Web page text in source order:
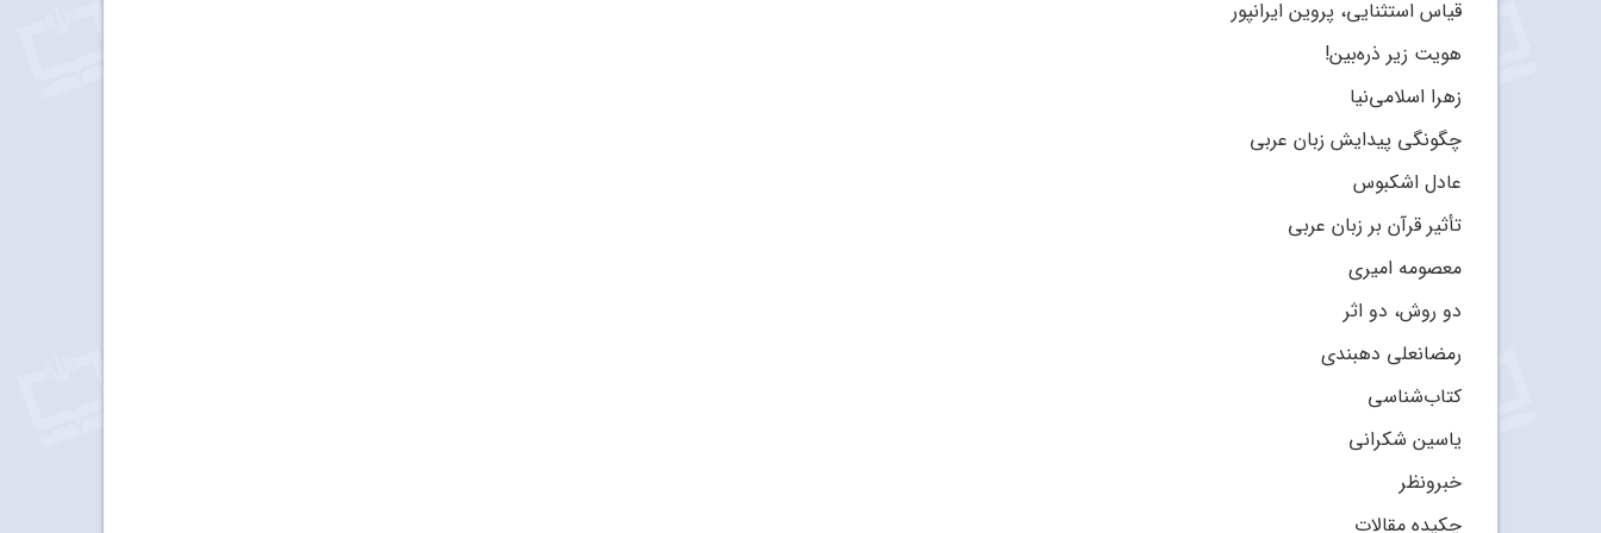
قیاس استثنایی، پروین ایرانپور
هویت زیر ذره‌بین!
زهرا اسلامی‌نیا
چگونگی پیدایش زبان عربی
عادل اشکبوس
تأثیر قرآن بر زبان عربی
معصومه امیری
دو روش، دو اثر
رمضانعلی دهبندی
کتاب‌شناسی
یاسین شکرانی
خبرونظر
چکیده مقالات